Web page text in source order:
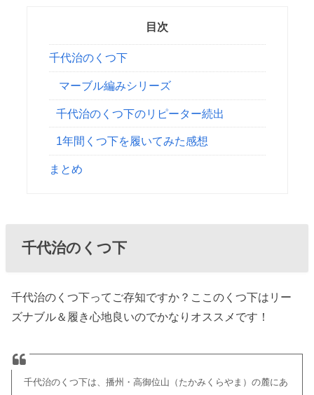
目次
千代治のくつ下
マーブル編みシリーズ
千代治のくつ下のリピーター続出
1年間くつ下を履いてみた感想
まとめ
千代治のくつ下
千代治のくつ下ってご存知ですか？ここのくつ下はリー
ズナブル＆履き心地良いのでかなりオススメです！
千代治のくつ下は、播州・高御位山（たかみくらやま）の麓にあ